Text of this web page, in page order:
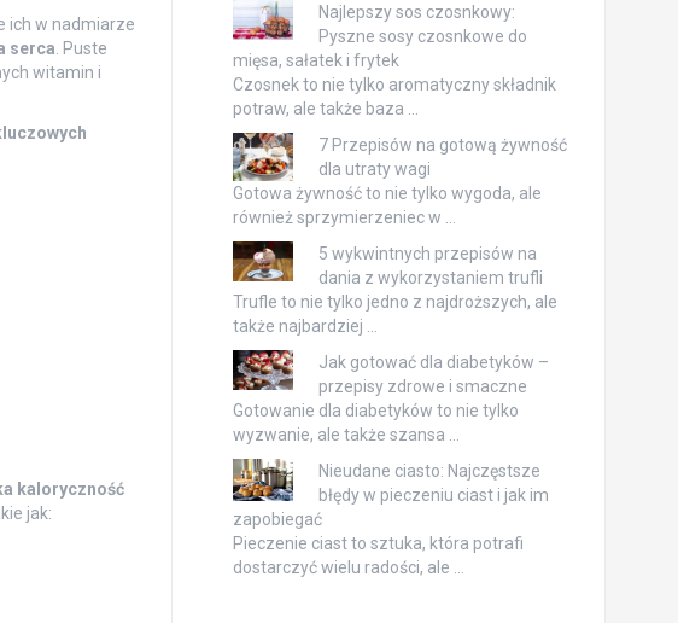
ich w nadmiarze
serca. Puste
witamin i
kaloryczność
jak:
Najlepszy sos czosnkowy:
Pyszne sosy czosnkowe do
mięsa, sałatek i frytek
Czosnek to nie tylko aromatyczny składnik
potraw, ale także baza …
7 Przepisów na gotową żywność
dla utraty wagi
Gotowa żywność to nie tylko wygoda, ale
również sprzymierzeniec w …
5 wykwintnych przepisów na
dania z wykorzystaniem trufli
Trufle to nie tylko jedno z najdroższych, ale
także najbardziej …
Jak gotować dla diabetyków –
przepisy zdrowe i smaczne
Gotowanie dla diabetyków to nie tylko
wyzwanie, ale także szansa …
Nieudane ciasto: Najczęstsze
błędy w pieczeniu ciast i jak im
zapobiegać
Pieczenie ciast to sztuka, która potrafi
dostarczyć wielu radości, ale …